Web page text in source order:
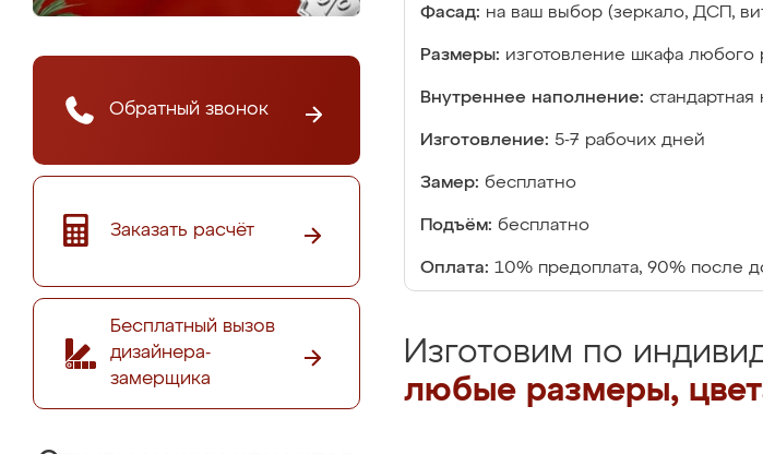
Обратный звонок
Заказать расчёт
Бесплатный вызов
дизайнера-
замерщика
Фасад: на ваш выбор (зеркало, ДСП,
Размеры: изготовление шкафа любого
Внутреннее наполнение: стандартная
Изготовление: 5-7 рабочих дней
Замер: бесплатно
Подъём: бесплатно
Оплата: 10% предоплата, 90% после
Изготовим по
любые размеры,